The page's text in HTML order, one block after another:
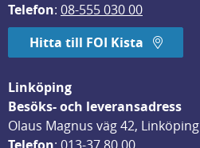
Telefon: 08-555 030 00
Hitta till FOI Kista
Linköping
Besöks- och leveransadress
Olaus Magnus väg 42, Linköping